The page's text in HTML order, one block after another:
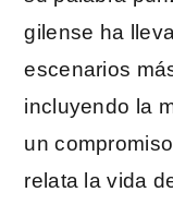
gilense ha
escenarios
incluyendo la
un
relata la vida